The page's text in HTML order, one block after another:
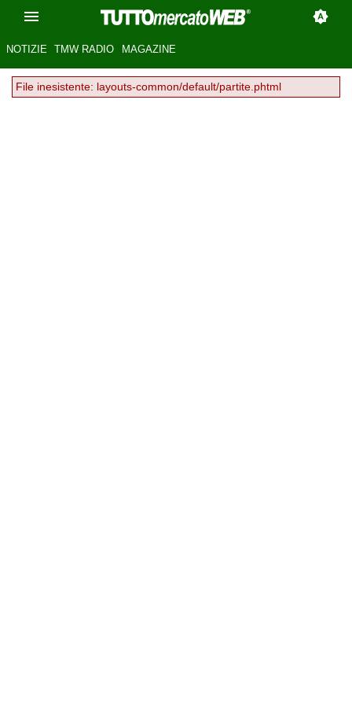
NOTIZIE TMW RADIO MAGAZINE
File inesistente: layouts-common/default/partite.phtml